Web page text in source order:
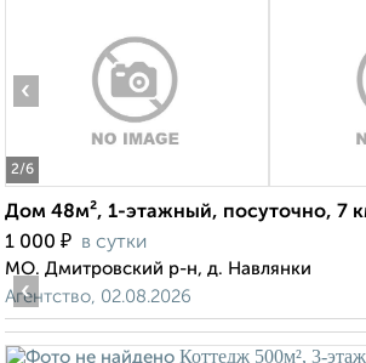
2/6
‹
Дом 48м², 1-этажный, посуточно, 7
1 000 ₽ в сутки
МО. Дмитровский р-н, д. Навлянки
Агентство, 02.08.2026
‹